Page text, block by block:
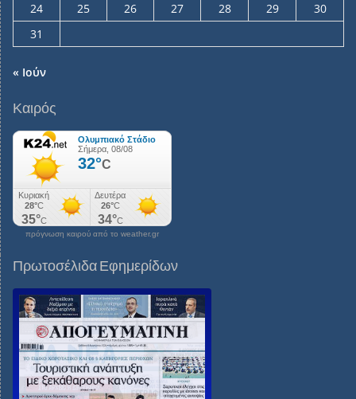
24
25 26 27 28 29
30
31
« Ιούν
Καιρός
πρόγνωση καιρού από το weather.gr
Πρωτοσέλιδα Εφημερίδων